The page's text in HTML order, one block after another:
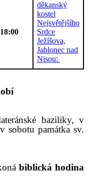
18:00
děkanský
kostel
Nejsvětějšího
Srdce
Ježíšova,
Jablonec nad
Nisou:
baziliky, v
sobotu památka sv.
biblická hodina